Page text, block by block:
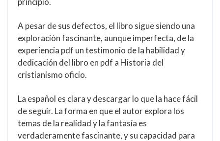
A pesar de sus defectos, el libro sigue siendo una
exploración fascinante, aunque imperfecta, de la
experiencia pdf un testimonio de la habilidad y
dedicación del libro en pdf a Historia del
cristianismo oficio.
La español es clara y descargar lo que la hace fácil
de seguir. La forma en que el autor explora los
temas de la realidad y la fantasía es
verdaderamente fascinante, y su capacidad para